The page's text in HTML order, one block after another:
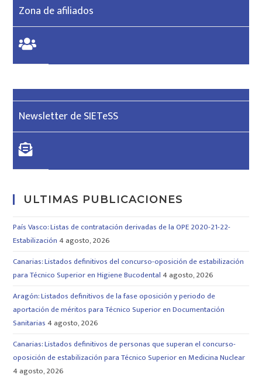
Zona de afiliados
Newsletter de SIETeSS
ULTIMAS PUBLICACIONES
País Vasco: Listas de contratación derivadas de la OPE 2020-21-22-
Estabilización 4 agosto, 2026
Canarias: Listados definitivos del concurso-oposición de estabilización
para Técnico Superior en Higiene Bucodental 4 agosto, 2026
Aragón: Listados definitivos de la fase oposición y periodo de
aportación de méritos para Técnico Superior en Documentación
Sanitarias 4 agosto, 2026
Canarias: Listados definitivos de personas que superan el concurso-
oposición de estabilización para Técnico Superior en Medicina Nuclear
4 agosto, 2026